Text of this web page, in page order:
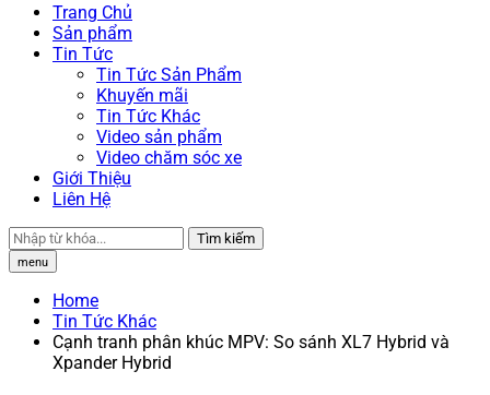
Trang Chủ
Sản phẩm
Tin Tức
Tin Tức Sản Phẩm
Khuyến mãi
Tin Tức Khác
Video sản phẩm
Video chăm sóc xe
Giới Thiệu
Liên Hệ
Tìm kiếm
menu
Home
Tin Tức Khác
Cạnh tranh phân khúc MPV: So sánh XL7 Hybrid và
Xpander Hybrid